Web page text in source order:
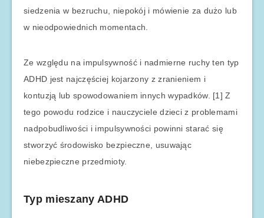
siedzenia w bezruchu, niepokój i mówienie za dużo lub
w nieodpowiednich momentach.
Ze względu na impulsywność i nadmierne ruchy ten typ
ADHD jest najczęściej kojarzony z zranieniem i
kontuzją lub spowodowaniem innych wypadków. [1] Z
tego powodu rodzice i nauczyciele dzieci z problemami
nadpobudliwości i impulsywności powinni starać się
stworzyć środowisko bezpieczne, usuwając
niebezpieczne przedmioty.
Typ mieszany ADHD